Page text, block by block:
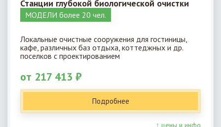
Станции глубокой биологической очистки
МОДЕЛИ более 20 чел.
Локальные очистные сооружения для гостиницы,
кафе, различных баз отдыха, коттеджных и др.
поселков с проектированием
от 217 413 ₽
Подробнее
↑ цены и инфо